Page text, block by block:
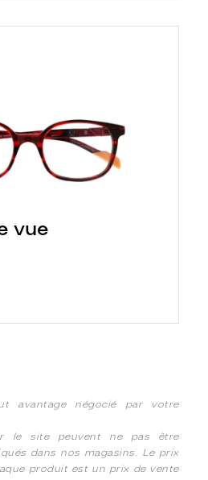
vue
avantage négocié par votre
le site peuvent ne pas être
dans nos magasins. Le prix
produit est un prix de vente